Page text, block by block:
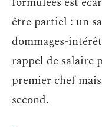
être partiel : un
dommages-
rappel de salaire
premier chef
second.